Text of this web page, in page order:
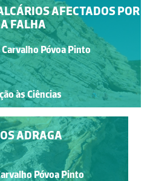
AFECTADOS POR
FALHA
Póvoa Pinto
às Ciências
ADRAGA
Póvoa Pinto